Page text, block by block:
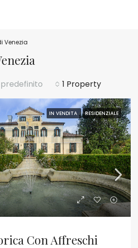
Venezia
1 Property
IN VENDITA RESIDENZIALE
Con Affreschi